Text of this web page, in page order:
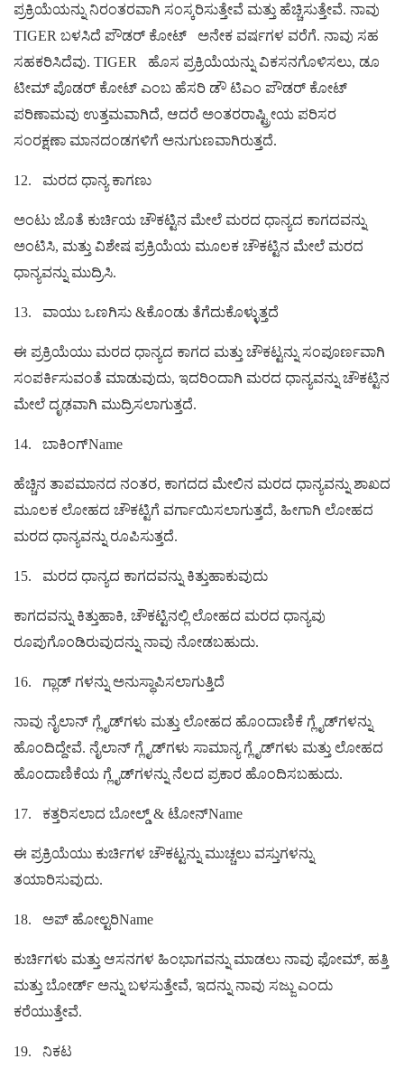
ಪ್ರಕ್ರಿಯೆಯನ್ನು ನಿರಂತರವಾಗಿ ಸಂಸ್ಕರಿಸುತ್ತೇವೆ ಮತ್ತು ಹೆಚ್ಚಿಸುತ್ತೇವೆ. ನಾವು
TIGER ಬಳಸಿದೆ ಪೌಡರ್ ಕೋಟ್ ಅನೇಕ ವರ್ಷಗಳ ವರೆಗೆ. ನಾವು ಸಹ
ಸಹಕರಿಸಿದೆವು. TIGER ಹೊಸ ಪ್ರಕ್ರಿಯೆಯನ್ನು ವಿಕಸನಗೊಳಿಸಲು, ಡೂ
ಟೀಮ್ ಪೊಡರ್ ಕೋಟ್ ಎಂಬ ಹೆಸರಿ ಡೌ ಟಿಎಂ ಪೌಡರ್ ಕೋಟ್
ಪರಿಣಾಮವು ಉತ್ತಮವಾಗಿದೆ, ಆದರೆ ಅಂತರರಾಷ್ಟ್ರೀಯ ಪರಿಸರ
ಸಂರಕ್ಷಣಾ ಮಾನದಂಡಗಳಿಗೆ ಅನುಗುಣವಾಗಿರುತ್ತದೆ.
12. ಮರದ ಧಾನ್ಯ ಕಾಗಣು
ಅಂಟು ಜೊತೆ ಕುರ್ಚಿಯ ಚೌಕಟ್ಟಿನ ಮೇಲೆ ಮರದ ಧಾನ್ಯದ ಕಾಗದವನ್ನು
ಅಂಟಿಸಿ, ಮತ್ತು ವಿಶೇಷ ಪ್ರಕ್ರಿಯೆಯ ಮೂಲಕ ಚೌಕಟ್ಟಿನ ಮೇಲೆ ಮರದ
ಧಾನ್ಯವನ್ನು ಮುದ್ರಿಸಿ.
13. ವಾಯು ಒಣಗಿಸು &ಕೊಂಡು ತೆಗೆದುಕೊಳ್ಳುತ್ತದೆ
ಈ ಪ್ರಕ್ರಿಯೆಯು ಮರದ ಧಾನ್ಯದ ಕಾಗದ ಮತ್ತು ಚೌಕಟ್ಟನ್ನು ಸಂಪೂರ್ಣವಾಗಿ
ಸಂಪರ್ಕಿಸುವಂತೆ ಮಾಡುವುದು, ಇದರಿಂದಾಗಿ ಮರದ ಧಾನ್ಯವನ್ನು ಚೌಕಟ್ಟಿನ
ಮೇಲೆ ದೃಢವಾಗಿ ಮುದ್ರಿಸಲಾಗುತ್ತದೆ.
14. ಬಾಕಿಂಗ್Name
ಹೆಚ್ಚಿನ ತಾಪಮಾನದ ನಂತರ, ಕಾಗದದ ಮೇಲಿನ ಮರದ ಧಾನ್ಯವನ್ನು ಶಾಖದ
ಮೂಲಕ ಲೋಹದ ಚೌಕಟ್ಟಿಗೆ ವರ್ಗಾಯಿಸಲಾಗುತ್ತದೆ, ಹೀಗಾಗಿ ಲೋಹದ
ಮರದ ಧಾನ್ಯವನ್ನು ರೂಪಿಸುತ್ತದೆ.
15. ಮರದ ಧಾನ್ಯದ ಕಾಗದವನ್ನು ಕಿತ್ತುಹಾಕುವುದು
ಕಾಗದವನ್ನು ಕಿತ್ತುಹಾಕಿ, ಚೌಕಟ್ಟಿನಲ್ಲಿ ಲೋಹದ ಮರದ ಧಾನ್ಯವು
ರೂಪುಗೊಂಡಿರುವುದನ್ನು ನಾವು ನೋಡಬಹುದು.
16. ಗ್ಲಾಡ್ ಗಳನ್ನು ಅನುಸ್ಥಾಪಿಸಲಾಗುತ್ತಿದೆ
ನಾವು ನೈಲಾನ್ ಗ್ಲೈಡ್‌ಗಳು ಮತ್ತು ಲೋಹದ ಹೊಂದಾಣಿಕೆ ಗ್ಲೈಡ್‌ಗಳನ್ನು
ಹೊಂದಿದ್ದೇವೆ. ನೈಲಾನ್ ಗ್ಲೈಡ್‌ಗಳು ಸಾಮಾನ್ಯ ಗ್ಲೈಡ್‌ಗಳು ಮತ್ತು ಲೋಹದ
ಹೊಂದಾಣಿಕೆಯ ಗ್ಲೈಡ್‌ಗಳನ್ನು ನೆಲದ ಪ್ರಕಾರ ಹೊಂದಿಸಬಹುದು.
17. ಕತ್ತರಿಸಲಾದ ಬೋಲ್ಡ್ & ಟೋನ್Name
ಈ ಪ್ರಕ್ರಿಯೆಯು ಕುರ್ಚಿಗಳ ಚೌಕಟ್ಟನ್ನು ಮುಚ್ಚಲು ವಸ್ತುಗಳನ್ನು
ತಯಾರಿಸುವುದು.
18. ಅಪ್ ಹೋಲ್ಟರಿName
ಕುರ್ಚಿಗಳು ಮತ್ತು ಆಸನಗಳ ಹಿಂಭಾಗವನ್ನು ಮಾಡಲು ನಾವು ಫೋಮ್, ಹತ್ತಿ
ಮತ್ತು ಬೋರ್ಡ್ ಅನ್ನು ಬಳಸುತ್ತೇವೆ, ಇದನ್ನು ನಾವು ಸಜ್ಜು ಎಂದು
ಕರೆಯುತ್ತೇವೆ.
19. ನಿಕಟ